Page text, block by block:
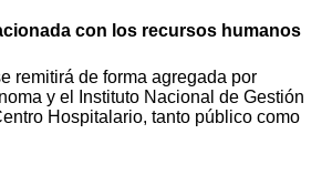
con los recursos humanos
remitirá de forma agregada por
y el Instituto Nacional de Gestión
Hospitalario, tanto público como